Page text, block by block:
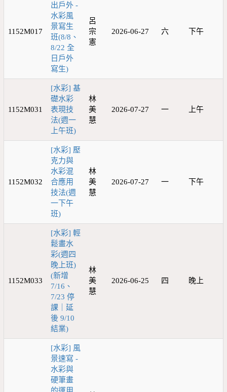
1152M017
出戶外 -
水彩風
景寫生
班(8/8、
8/22 全
日戶外
寫生)
呂
宗
憲
2026-06-27 六 下午
1152M031
[水彩] 基
礎水彩
表現技
法(週一
上午班)
林
美
慧
2026-07-27 一 上午
1152M032
[水彩] 壓
克力與
水彩混
合應用
技法(週
一下午
班)
林
美
慧
2026-07-27 一 下午
1152M033
[水彩] 輕
鬆畫水
彩(週四
晚上班)
(新增
7/16、
7/23 停
課｜延
後 9/10
結業)
林
美
慧
2026-06-25 四 晚上
[水彩] 風
景速寫 -
水彩與
硬筆畫